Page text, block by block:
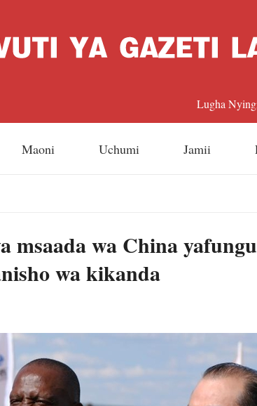
Lugha
Français
한국어
Maoni Uchumi Jamii
msaada wa China
wa kikanda